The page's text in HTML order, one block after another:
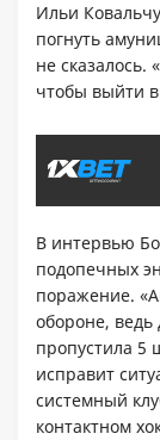
Ильи
погнуть
не сказалось.
чтобы выйти
В интервью
подопечных
поражение.
обороне,
пропустила 5
исправит
системный
контактном